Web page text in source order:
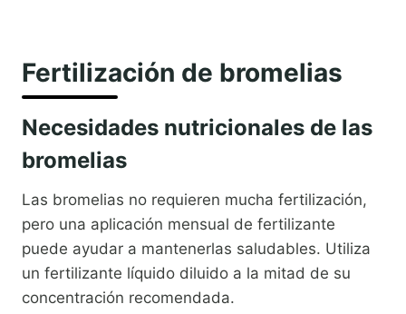
Fertilización de bromelias
Necesidades nutricionales de las
bromelias
Las bromelias no requieren mucha fertilización,
pero una aplicación mensual de fertilizante
puede ayudar a mantenerlas saludables. Utiliza
un fertilizante líquido diluido a la mitad de su
concentración recomendada.